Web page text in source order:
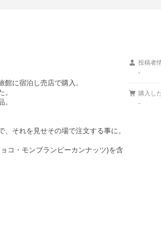
に宿泊し売店で購入。
それを見せその場で注文する事に。
コ・モンブランピーカンナッツ)を含
投稿者
-
購入し
-